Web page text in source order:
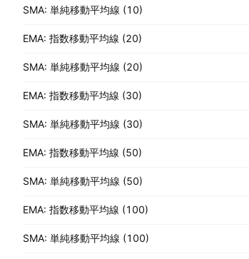
SMA: 単純移動平均線 (10)
EMA: 指数移動平均線 (20)
SMA: 単純移動平均線 (20)
EMA: 指数移動平均線 (30)
SMA: 単純移動平均線 (30)
EMA: 指数移動平均線 (50)
SMA: 単純移動平均線 (50)
EMA: 指数移動平均線 (100)
SMA: 単純移動平均線 (100)